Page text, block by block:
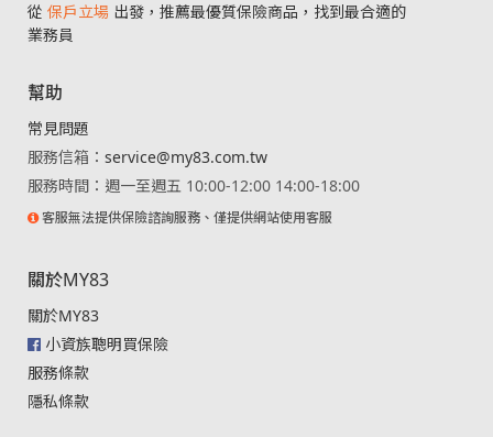
從 保戶立場 出發，推薦最優質保險商品，找到最合適的
業務員
幫助
常見問題
服務信箱： service@my83.com.tw
服務時間：週一至週五 10:00-12:00 14:00-18:00
客服無法提供保險諮詢服務、僅提供網站使用客服
關於MY83
關於MY83
小資族聰明買保險
服務條款
隱私條款